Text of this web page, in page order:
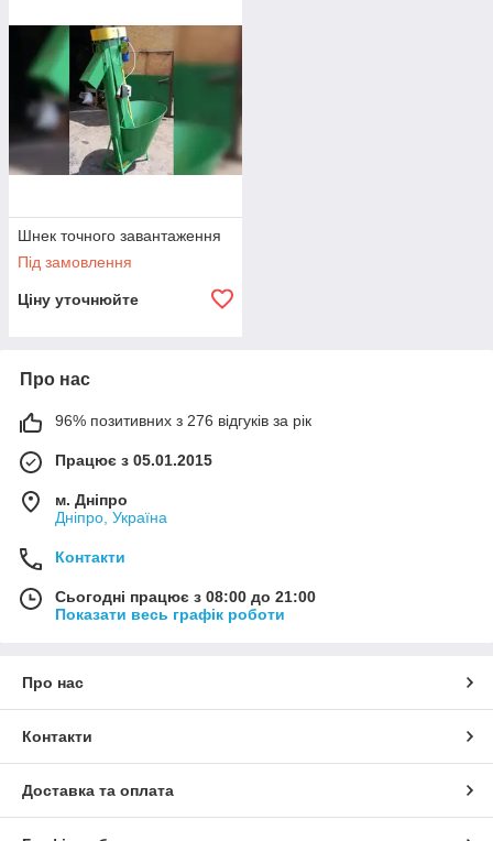
Шнек точного завантаження
Під замовлення
Ціну уточнюйте
Про нас
96% позитивних з 276 відгуків за рік
Працює з 05.01.2015
м. Дніпро
Дніпро, Україна
Контакти
Сьогодні працює з 08:00 до 21:00
Показати весь графік роботи
Про нас
Контакти
Доставка та оплата